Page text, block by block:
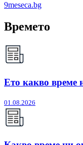
9meseca.bg
Времето
Ето какво време
01.08.2026